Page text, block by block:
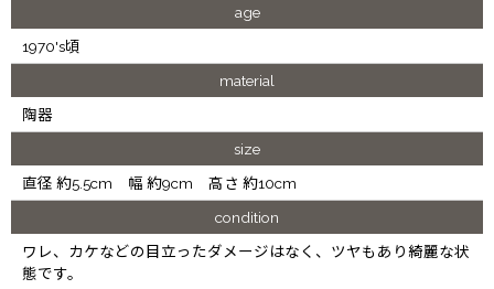
age
1970's頃
material
陶器
size
直径 約5.5cm 幅 約9cm 高さ 約10cm
condition
ワレ、カケなどの目立ったダメージはなく、ツヤもあり綺麗な状
態です。